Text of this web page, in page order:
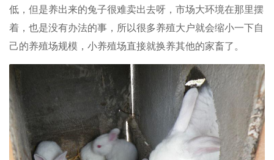
低，但是养出来的兔子很难卖出去呀，市场大环境在那里摆
着，也是没有办法的事，所以很多养殖大户就会缩小一下自
己的养殖场规模，小养殖场直接就换养其他的家畜了。